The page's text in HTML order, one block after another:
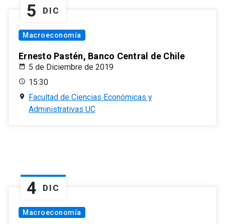
5 DIC
Macroeconomía
Ernesto Pastén, Banco Central de Chile
5 de Diciembre de 2019
15:30
Facultad de Ciencias Económicas y
Administrativas UC
4 DIC
Macroeconomía